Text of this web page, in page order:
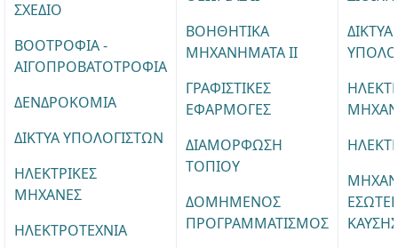
ΣΧΕΔΙΟ
ΒΟΟΤΡΟΦΙΑ -
ΑΙΓΟΠΡΟΒΑΤΟΤΡΟΦΙΑ
ΔΕΝΔΡΟΚΟΜΙΑ
ΔΙΚΤΥΑ ΥΠΟΛΟΓΙΣΤΩΝ
ΗΛΕΚΤΡΙΚΕΣ
ΜΗΧΑΝΕΣ
ΗΛΕΚΤΡΟΤΕΧΝΙΑ
ΒΟΗΘΗΤΙΚΑ
ΜΗΧΑΝΗΜΑΤΑ ΙΙ
ΓΡΑΦΙΣΤΙΚΕΣ
ΕΦΑΡΜΟΓΕΣ
ΔΙΑΜΟΡΦΩΣΗ
ΤΟΠΙΟΥ
ΔΟΜΗΜΕΝΟΣ
ΠΡΟΓΡΑΜΜΑΤΙΣΜΟΣ
ΔΙΚΤΥΑ
ΚΑΥΣΗΣ